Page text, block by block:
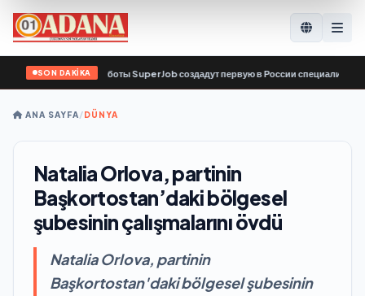
SON DAKİKA
по поиску работы SuperJob создадут первую в России
ANA SAYFA/DÜNYA
Natalia Orlova, partinin
Başkortostan’daki bölgesel
şubesinin çalışmalarını övdü
Natalia Orlova, partinin
Başkortostan'daki bölgesel şubesinin